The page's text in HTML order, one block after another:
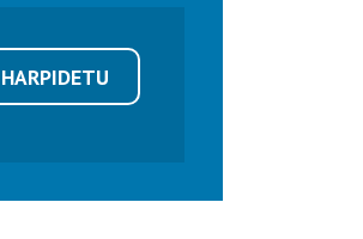
HARPIDETU